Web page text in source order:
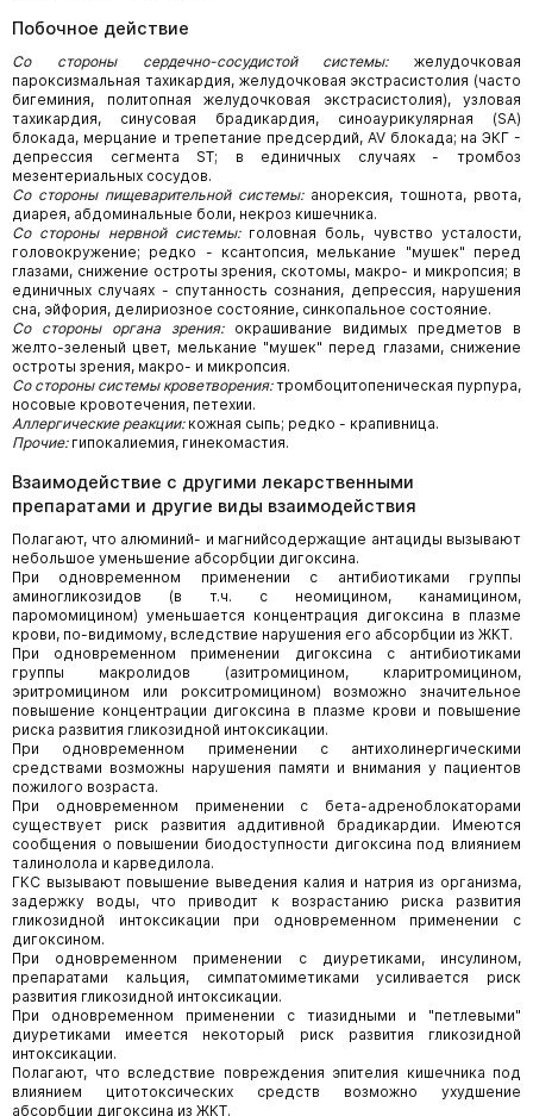
Побочное действие
Со стороны сердечно-сосудистой системы:желудочковая
пароксизмальная тахикардия, желудочковая экстрасистолия (часто
бигеминия, политопная желудочковая экстрасистолия), узловая
тахикардия, синусовая брадикардия, синоаурикулярная (SA)
блокада, мерцание и трепетание предсердий, AV блокада; на ЭКГ -
депрессия сегмента ST; в единичных случаях - тромбоз
мезентериальных сосудов.
Со стороны пищеварительной системы:анорексия, тошнота, рвота,
диарея, абдоминальные боли, некроз кишечника.
Со стороны нервной системы:головная боль, чувство усталости,
головокружение; редко - ксантопсия, мелькание "мушек" перед
глазами, снижение остроты зрения, скотомы, макро- и микропсия; в
единичных случаях - спутанность сознания, депрессия, нарушения
сна, эйфория, делириозное состояние, синкопальное состояние.
Со стороны органа зрения:окрашивание видимых предметов в
желто-зеленый цвет, мелькание "мушек" перед глазами, снижение
остроты зрения, макро- и микропсия.
Со стороны системы кроветворения:тромбоцитопеническая пурпура,
носовые кровотечения, петехии.
Аллергические реакции:кожная сыпь; редко - крапивница.
Прочие: гипокалиемия, гинекомастия.
Взаимодействие с другими лекарственными
препаратами и другие виды взаимодействия
Полагают, что алюминий- и магнийсодержащие антациды вызывают
небольшое уменьшение абсорбции дигоксина.
При одновременном применении с антибиотиками группы
аминогликозидов (в т.ч. с неомицином, канамицином,
паромомицином) уменьшается концентрация дигоксина в плазме
крови, по-видимому, вследствие нарушения его абсорбции из ЖКТ.
При одновременном применении дигоксина с антибиотиками
группы макролидов (азитромицином, кларитромицином,
эритромицином или рокситромицином) возможно значительное
повышение концентрации дигоксина в плазме крови и повышение
риска развития гликозидной интоксикации.
При одновременном применении с антихолинергическими
средствами возможны нарушения памяти и внимания у пациентов
пожилого возраста.
При одновременном применении с бета-адреноблокаторами
существует риск развития аддитивной брадикардии. Имеются
сообщения о повышении биодоступности дигоксина под влиянием
талинолола и карведилола.
ГКС вызывают повышение выведения калия и натрия из организма,
задержку воды, что приводит к возрастанию риска развития
гликозидной интоксикации при одновременном применении с
дигоксином.
При одновременном применении с диуретиками, инсулином,
препаратами кальция, симпатомиметиками усиливается риск
развития гликозидной интоксикации.
При одновременном применении с тиазидными и "петлевыми"
диуретиками имеется некоторый риск развития гликозидной
интоксикации.
Полагают, что вследствие повреждения эпителия кишечника под
влиянием цитотоксических средств возможно ухудшение
абсорбции дигоксина из ЖКТ.